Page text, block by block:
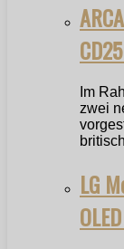
Im
zwei
LG